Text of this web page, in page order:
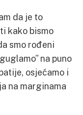
da je to
kako bismo
smo rođeni
na puno
osjećamo i
na marginama